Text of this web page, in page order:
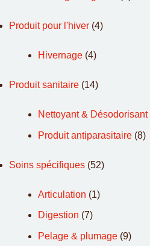
Produit pour l'hiver (4)
Hivernage (4)
Produit sanitaire (14)
Nettoyant & Désodorisant
Produit antiparasitaire (8)
Soins spécifiques (52)
Articulation (1)
Digestion (7)
Pelage & plumage (9)